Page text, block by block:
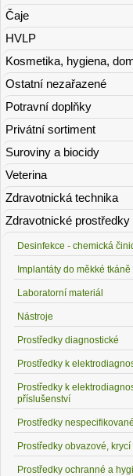
Čaje
HVLP
Kosmetika, hygiena,
Ostatní nezařazené
Potravní doplňky
Privátní sortiment
Suroviny a biocidy
Veterina
Zdravotnická technika
Zdravotnické prostředky
Desinfekce - chemická
Implantáty do měkké tkáně
Laboratorní materiál
Nástroje
Prostředky diagnostické
Prostředky k
Prostředky k
příslušenství
Prostředky nespecifikované
Prostředky obvazové,
Prostředky ochranné a